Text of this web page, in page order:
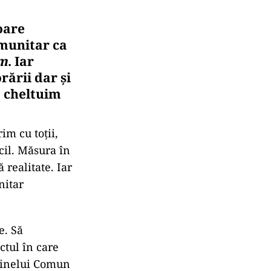
ca
. Iar
dar și
cheltuim
cu toții,
Măsura în
realitate. Iar
Să
în care
Comun